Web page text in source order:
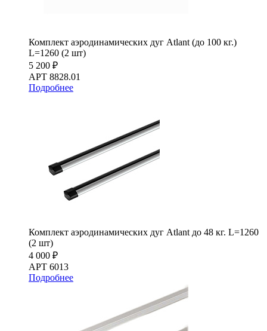
Комплект аэродинамических дуг Atlant (до 100 кг.)
L=1260 (2 шт)
5 200 ₽
АРТ 8828.01
Подробнее
Комплект аэродинамических дуг Atlant до 48 кг. L=1260
(2 шт)
4 000 ₽
АРТ 6013
Подробнее